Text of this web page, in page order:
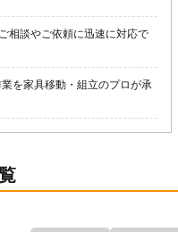
相談やご依頼に迅速に対応で
を家具移動・組立のプロが承